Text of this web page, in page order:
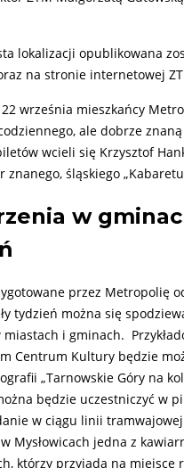
lokalizacji opublikowana
na stronie internetowej
22 września mieszkańcy
ale dobrze
wcieli się Krzysztof
znanego, śląskiego „Kabaretu
w
przez Metropolię
tydzień można się
i gminach.
Centrum Kultury będzie
„Tarnowskie Góry na
będzie uczestniczyć w
w ciągu linii
Mysłowicach jedna z
którzy przyjadą na miejsce